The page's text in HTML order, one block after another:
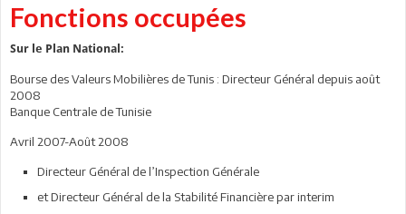
Fonctions occupées
Sur le Plan National:
Bourse des Valeurs Mobilières de Tunis : Directeur Général depuis août
2008
Banque Centrale de Tunisie
Avril 2007-Août 2008
Directeur Général de l’Inspection Générale
et Directeur Général de la Stabilité Financière par interim